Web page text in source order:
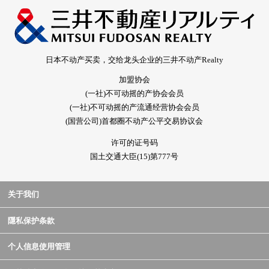
日本不动产买卖，交给龙头企业的三井不动产Realty
加盟协会
(一社)不可动摇的产协会会员
(一社)不可动摇的产流通经营协会会员
(国营公司)首都圈不动产公平交易协议会
许可的证号码
国土交通大臣(15)第777号
关于我们
隱私保护条款
个人信息使用管理